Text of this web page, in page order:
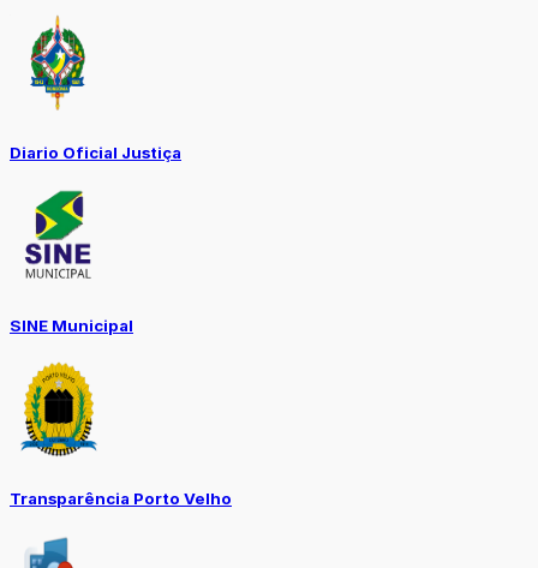
Diario Oficial Justiça
SINE Municipal
Transparência Porto Velho